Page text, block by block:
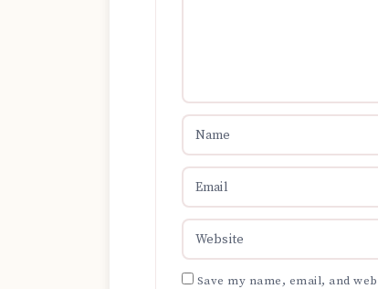
Save my name, email, and